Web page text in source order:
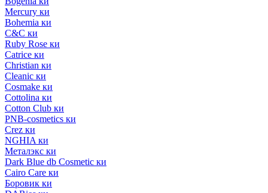
Mercury ки
Bohemia ки
C&C ки
Ruby Rose ки
Catrice ки
Christian ки
Cleanic ки
Cosmake ки
Cottolina ки
Cotton Club ки
PNB-cosmetics ки
Crez ки
NGHIA ки
Металэкс ки
Dark Blue db Cosmetic ки
Cairo Care ки
Боровик ки